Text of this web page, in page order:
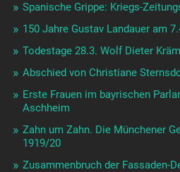
Spanische Grippe: Kriegs-
150 Jahre Gustav Landauer am
Todestage 28.3. Wolf Dieter
Abschied von Christiane
Erste Frauen im bayrischen
Aschheim
Zahn um Zahn. Die Münchener
1919/20
Zusammenbruch der Fassaden-